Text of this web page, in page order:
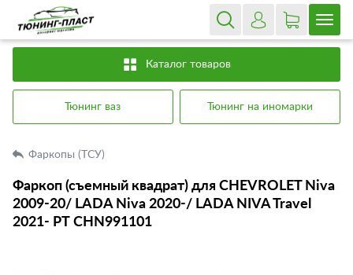
Каталог товаров
Тюнинг ваз Тюнинг на иномарки
Фаркопы (ТСУ)
Фаркоп (съемный квадрат) для CHEVROLET Niva
2009-20/ LADA Niva 2020-/ LADA NIVA Travel
2021- РТ CHN991101